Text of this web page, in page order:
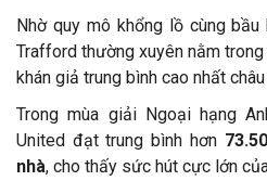
Nhờ quy mô khổng lồ cùng
Trafford thường xuyên nằm
khán giả trung bình cao nhất châu
Trong mùa giải Ngoại hạng
United đạt trung bình hơn
nhà, cho thấy sức hút cực lớn